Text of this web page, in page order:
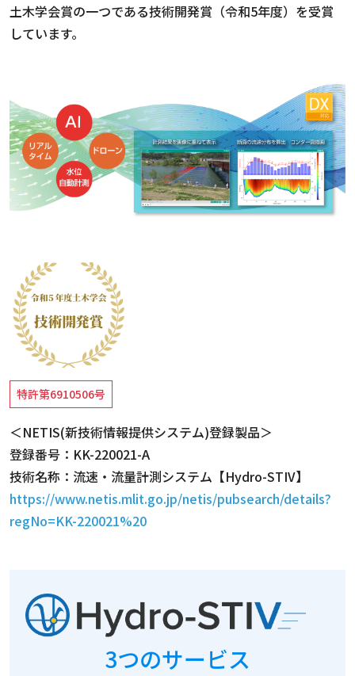
土木学会賞の一つである技術開発賞（令和5年度）を受賞
しています。
特許第6910506号
＜NETIS(新技術情報提供システム)登録製品＞
登録番号：KK-220021-A
技術名称：流速・流量計測システム【Hydro-STIV】
https://www.netis.mlit.go.jp/netis/pubsearch/details?
regNo=KK-220021%20
3つのサービス